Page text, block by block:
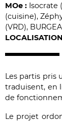
MOe : Isocrate
(cuisine),
(VRD),
Les partis pris
traduisent, en
de
Le projet